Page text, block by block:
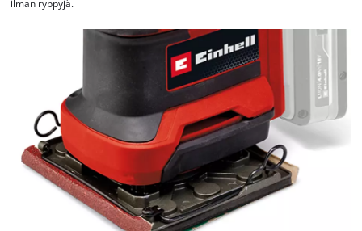
ilman ryppyjä.